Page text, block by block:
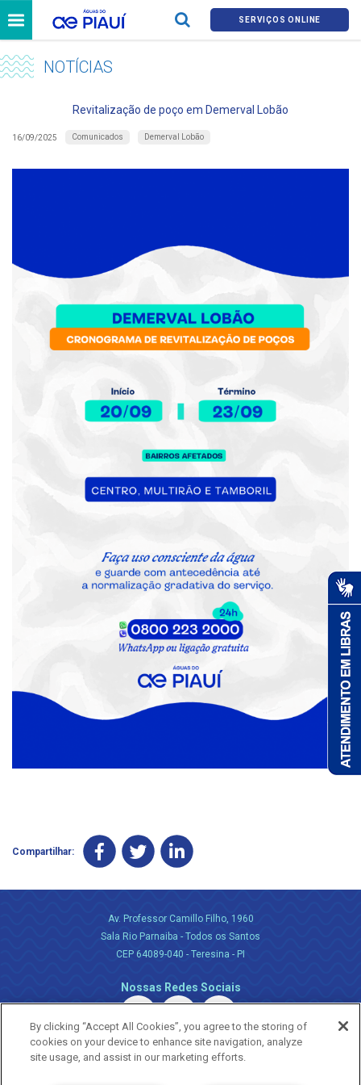
SERVIÇOS ONLINE
NOTÍCIAS
Revitalização de poço em Demerval Lobão
16/09/2025 Comunicados Demerval Lobão
Compartilhar:
Av. Professor Camillo Filho, 1960
Sala Rio Parnaiba - Todos os Santos
CEP 64089-040 - Teresina - PI
Nossas Redes Sociais
By clicking “Accept All Cookies”, you agree to the storing of
cookies on your device to enhance site navigation, analyze
site usage, and assist in our marketing efforts.